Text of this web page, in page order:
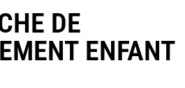
DE
ENFANT